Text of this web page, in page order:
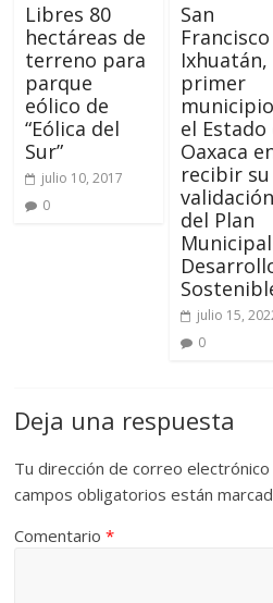
Libres 80
hectáreas de
terreno para
parque
eólico de
“Eólica del
Sur”
julio 10, 2017
0
San
Francisco
Ixhuatán,
primer
el Estado
Oaxaca
recibir su
validación
del Plan
julio 15,
0
Deja una respuesta
Tu dirección de correo electrónico
campos obligatorios están
Comentario*